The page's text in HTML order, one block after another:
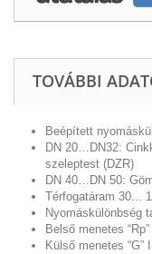
TOVÁBBI
Beépített
DN 20…DN32:
szeleptest (DZR)
DN 40…DN 50:
Térfogatáram 30...
Nyomáskülönbség
Belső menetes
Külső menetes “G”